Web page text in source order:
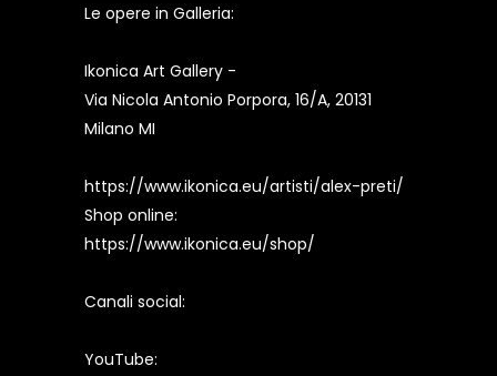
Le opere in Galleria:
Ikonica Art Gallery -
Via Nicola Antonio Porpora, 16/A, 20131
Milano MI
https://www.ikonica.eu/artisti/alex-preti/
Shop online:
https://www.ikonica.eu/shop/
Canali social:
YouTube: